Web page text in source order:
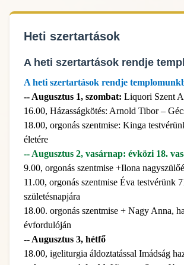
Heti szertartások
A heti szertartások rendje
A heti szertartások rendje
-- Augusztus 1, szombat: Liquori Szent
16.00, Házasságkötés: Arnold Tibor –
18.00, orgonás szentmise: Kinga
életére
-- Augusztus 2, vasárnap: évközi 18.
9.00, orgonás szentmise +Ilona
11.00, orgonás szentmise Éva testvérünk
születésnapjára
18.00. orgonás szentmise + Nagy Anna,
évfordulóján
-- Augusztus 3, hétfő
18.00, igeliturgia áldoztatással Imádság